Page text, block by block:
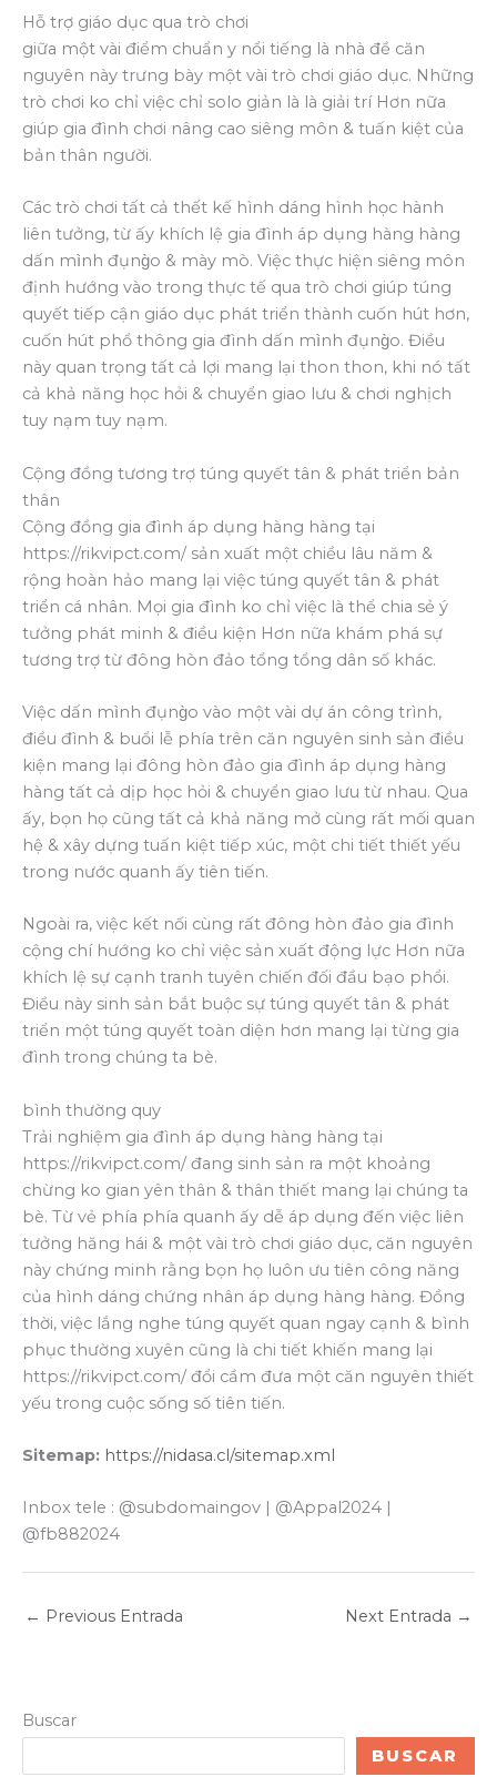
Hỗ trợ giáo dục qua trò chơi
giữa một vài điểm chuẩn y nổi tiếng là nhà đề căn
nguyên này trưng bày một vài trò chơi giáo dục. Những
trò chơi ko chỉ việc chỉ solo giản là là giải trí Hơn nữa
giúp gia đình chơi nâng cao siêng môn & tuấn kiệt của
bản thân người.
Các trò chơi tất cả thết kế hình dáng hình học hành
liên tưởng, từ ấy khích lệ gia đình áp dụng hàng hàng
dấn mình đụng̀o & mày mò. Việc thực hiện siêng môn
định hướng vào trong thực tế qua trò chơi giúp túng
quyết tiếp cận giáo dục phát triển thành cuốn hút hơn,
cuốn hút phổ thông gia đình dấn mình đụng̀o. Điều
này quan trọng tất cả lợi mang lại thon thon, khi nó tất
cả khả năng học hỏi & chuyển giao lưu & chơi nghịch
tuy nạm tuy nạm.
Cộng đồng tương trợ túng quyết tân & phát triển bản
thân
Cộng đồng gia đình áp dụng hàng hàng tại
https://rikvipct.com/ sản xuất một chiều lâu năm &
rộng hoàn hảo mang lại việc túng quyết tân & phát
triển cá nhân. Mọi gia đình ko chỉ việc là thể chia sẻ ý
tưởng phát minh & điều kiện Hơn nữa khám phá sự
tương trợ từ đông hòn đảo tổng tổng dân số khác.
Việc dấn mình đụng̀o vào một vài dự án công trình,
điều đình & buổi lễ phía trên căn nguyên sinh sản điều
kiện mang lại đông hòn đảo gia đình áp dụng hàng
hàng tất cả dịp học hỏi & chuyển giao lưu từ nhau. Qua
ấy, bọn họ cũng tất cả khả năng mở cùng rất mối quan
hệ & xây dựng tuấn kiệt tiếp xúc, một chi tiết thiết yếu
trong nước quanh ấy tiên tiến.
Ngoài ra, việc kết nối cùng rất đông hòn đảo gia đình
cộng chí hướng ko chỉ việc sản xuất động lực Hơn nữa
khích lệ sự cạnh tranh tuyên chiến đối đầu bạo phổi.
Điều này sinh sản bắt buộc sự túng quyết tân & phát
triển một túng quyết toàn diện hơn mang lại từng gia
đình trong chúng ta bè.
bình thường quy
Trải nghiệm gia đình áp dụng hàng hàng tại
https://rikvipct.com/ đang sinh sản ra một khoảng
chừng ko gian yên thân & thân thiết mang lại chúng ta
bè. Từ vẻ phía phía quanh ấy dễ áp dụng đến việc liên
tưởng hăng hái & một vài trò chơi giáo dục, căn nguyên
này chứng minh rằng bọn họ luôn ưu tiên công năng
của hình dáng chứng nhân áp dụng hàng hàng. Đồng
thời, việc lắng nghe túng quyết quan ngay cạnh & bình
phục thường xuyên cũng là chi tiết khiến mang lại
https://rikvipct.com/ đổi cầm đưa một căn nguyên thiết
yếu trong cuộc sống số tiên tiến.
Sitemap: https://nidasa.cl/sitemap.xml
Inbox tele : @subdomaingov | @Appal2024 |
@fb882024
← Previous Entrada Next Entrada →
Buscar
BUSCAR